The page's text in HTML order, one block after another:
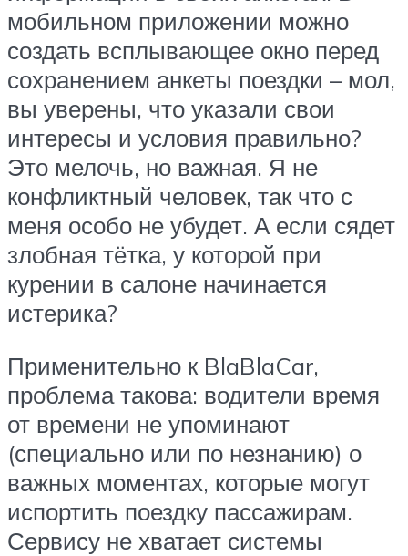
мобильном приложении можно
создать всплывающее окно перед
сохранением анкеты поездки – мол,
вы уверены, что указали свои
интересы и условия правильно?
Это мелочь, но важная. Я не
конфликтный человек, так что с
меня особо не убудет. А если сядет
злобная тётка, у которой при
курении в салоне начинается
истерика?
Применительно к BlaBlaCar,
проблема такова: водители время
от времени не упоминают
(специально или по незнанию) о
важных моментах, которые могут
испортить поездку пассажирам.
Сервису не хватает системы